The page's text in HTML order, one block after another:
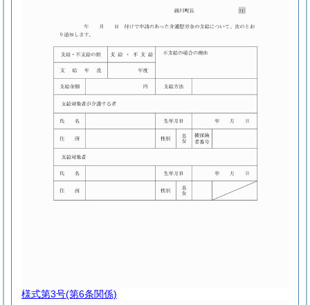
様式第3号(第6条関係)